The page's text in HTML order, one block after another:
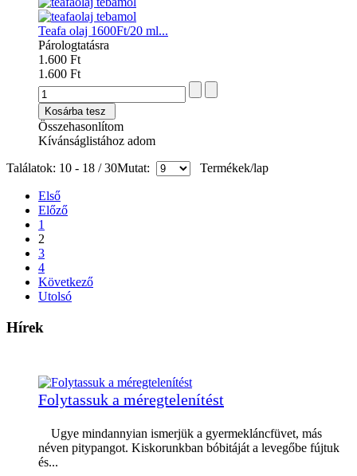
Teafa olaj 1600Ft/20 ml...
Párologtatásra
1.600 Ft
1.600 Ft
Kosárba tesz
Összehasonlítom
Kívánságlistához adom
Találatok: 10 - 18 / 30Mutat: Termékek/lap
Első
Előző
1
2
3
4
Következő
Utolsó
Hírek
Folytassuk a méregtelenítést
Ugye mindannyian ismerjük a gyermekláncfüvet, más
néven pitypangot. Kiskorunkban bóbitáját a levegőbe fújtuk
és...